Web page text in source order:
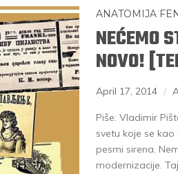
ANATOMIJA
NEĆEMO
NOVO!
April 17, 2014
Piše: Vladimir
svetu koje se
pesmi sirena.
modernizacije.
SERGEJ JESENJIN
Mi smo se navikli na življenje
mjesečinom, navikli smo da